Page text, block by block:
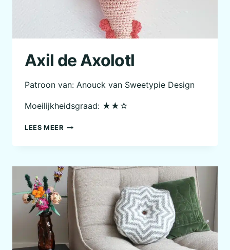
Axil de Axolotl
Patroon van: Anouck van Sweetypie Design
Moeilijkheidsgraad: ★★☆
LEES MEERAXIL
AXOLOTL